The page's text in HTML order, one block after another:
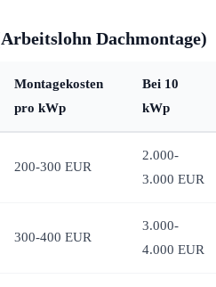
Dachmontage)
Montagekosten
pro kWp
Bei 10
kWp
200-300 EUR
2.000-
3.000 EUR
300-400 EUR
3.000-
4.000 EUR